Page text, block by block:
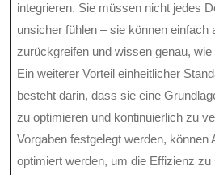
integrieren. Sie müssen nicht jedes
unsicher fühlen – sie können einfach
zurückgreifen und wissen genau,
Ein weiterer Vorteil einheitlicher
besteht darin, dass sie eine
zu optimieren und kontinuierlich zu
Vorgaben festgelegt werden, können
optimiert werden, um die Effizienz